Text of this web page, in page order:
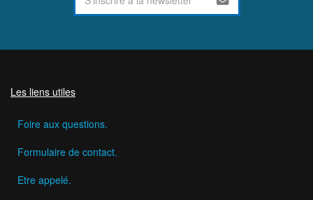
Les liens utiles
Foire aux questions.
Formulaire de contact.
Etre appelé.